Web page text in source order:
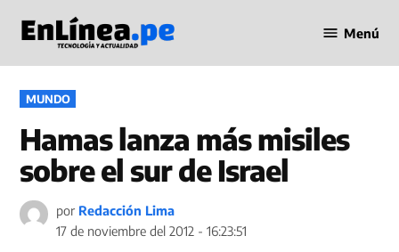
contenido
en Línea
Menú
PUBLICADO
EN
MUNDO
Hamas lanza más misiles
sobre el sur de Israel
por Redacción Lima
17 de noviembre del 2012 - 16:23:51